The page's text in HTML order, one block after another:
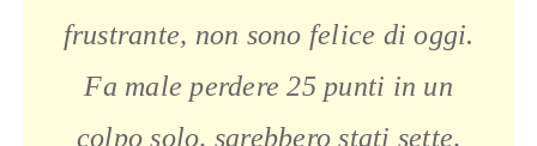
frustrante, non sono felice di oggi.
Fa male perdere 25 punti in un
colpo solo, sarebbero stati sette,